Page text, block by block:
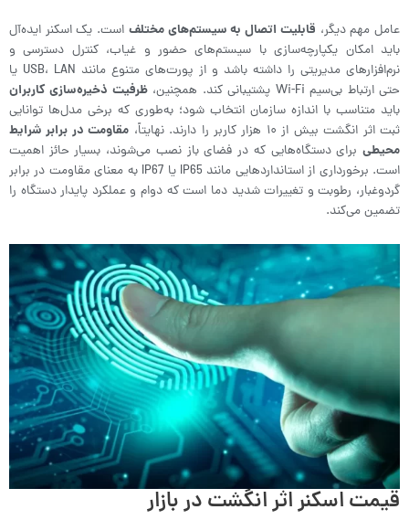
عامل مهم دیگر، قابلیت اتصال به سیستم‌های مختلف است. یک اسکنر ایده‌آل
باید امکان یکپارچه‌سازی با سیستم‌های حضور و غیاب، کنترل دسترسی و
نرم‌افزارهای مدیریتی را داشته باشد و از پورت‌های متنوع مانند USB، LAN یا
حتی ارتباط بی‌سیم Wi-Fi پشتیبانی کند. همچنین،
ظرفیت ذخیره‌سازی کاربران
باید متناسب با اندازه سازمان انتخاب شود؛ به‌طوری که برخی مدل‌ها توانایی
ثبت اثر انگشت بیش از ۱۰ هزار کاربر را دارند. نهایتاً،
مقاومت در برابر شرایط
محیطی برای دستگاه‌هایی که در فضای باز نصب می‌شوند، بسیار حائز اهمیت
است. برخورداری از استانداردهایی مانند IP65 یا IP67 به معنای مقاومت در برابر
گردوغبار، رطوبت و تغییرات شدید دما است که دوام و عملکرد پایدار دستگاه را
تضمین می‌کند.
قیمت اسکنر اثر انگشت در بازار